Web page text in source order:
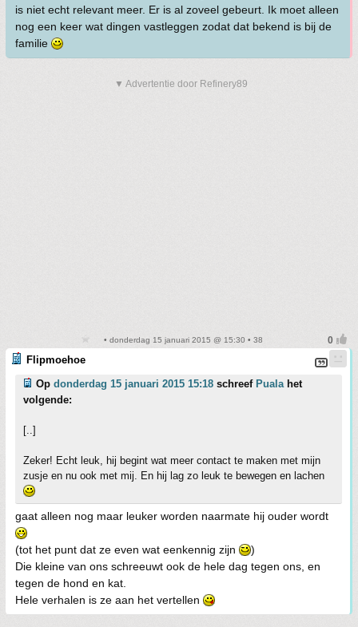
is niet echt relevant meer. Er is al zoveel gebeurt. Ik moet alleen
nog een keer wat dingen vastleggen zodat dat bekend is bij de
familie
▼ Advertentie door Refinery89
• donderdag 15 januari 2015 @ 15:30 • 38
Flipmoehoe
Op donderdag 15 januari 2015 15:18 schreef Pualahet
volgende:
[..]
Zeker! Echt leuk, hij begint wat meer contact te maken met mijn
zusje en nu ook met mij. En hij lag zo leuk te bewegen en lachen
gaat alleen nog maar leuker worden naarmate hij ouder wordt
(tot het punt dat ze even wat eenkennig zijn
)
Die kleine van ons schreeuwt ook de hele dag tegen ons, en
tegen de hond en kat.
Hele verhalen is ze aan het vertellen